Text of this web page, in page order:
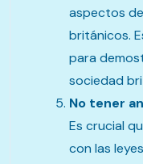
aspectos
británicos.
para
sociedad
No tener
Es crucial
con las